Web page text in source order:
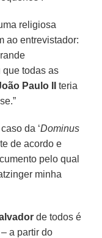
religiosa
ao entrevistador:
todas as
Paulo II
teria
da ‘Dominus
de acordo e
pelo qual
minha
de todos é
a partir do